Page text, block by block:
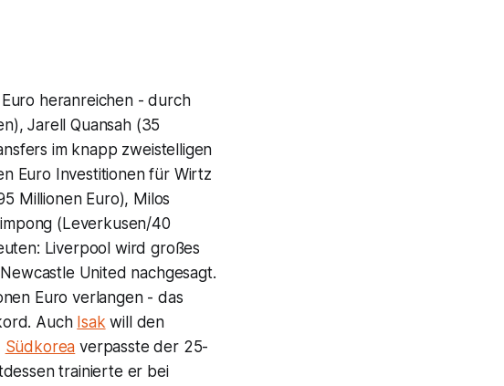
heranreichen - durch
Jarell Quansah (35
im knapp zweistelligen
Euro Investitionen für Wirtz
Millionen Euro), Milos
(Leverkusen/40
Liverpool wird großes
United nachgesagt.
Euro verlangen - das
Auch Isak will den
Südkorea verpasste der 25-
trainierte er bei